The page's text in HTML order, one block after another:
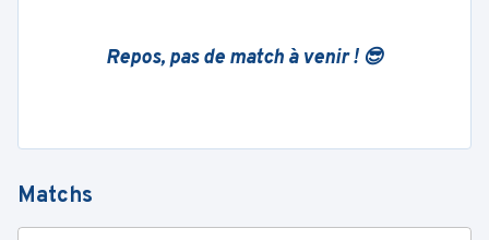
Repos, pas de match à venir ! 😎
Matchs